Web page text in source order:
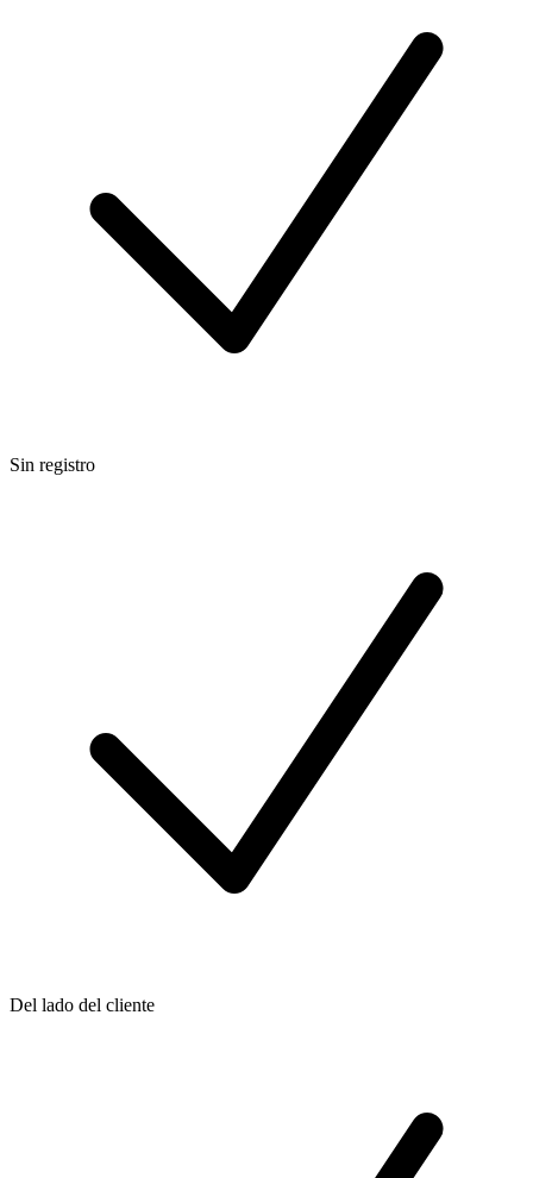
Sin registro
Del lado del cliente